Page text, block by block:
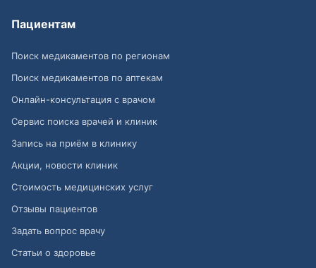
Пациентам
Поиск медикаментов по регионам
Поиск медикаментов по аптекам
Онлайн-консультация с врачом
Сервис поиска врачей и клиник
Запись на приём в клинику
Акции, новости клиник
Стоимость медицинских услуг
Отзывы пациентов
Задать вопрос врачу
Статьи о здоровье